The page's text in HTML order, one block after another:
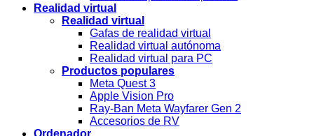
Realidad virtual
Realidad virtual
Gafas de realidad virtual
Realidad virtual autónoma
Realidad virtual para PC
Productos populares
Meta Quest 3
Apple Vision Pro
Ray-Ban Meta Wayfarer Gen 2
Accesorios de RV
Ordenador